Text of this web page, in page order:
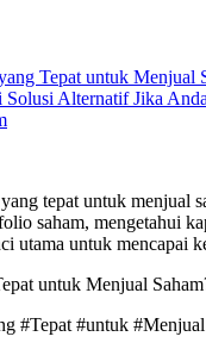
Tepat untuk Menjual
Solusi Alternatif Jika
tepat untuk menjual
saham, mengetahui
utama untuk mencapai
untuk Menjual
#Tepat #untuk